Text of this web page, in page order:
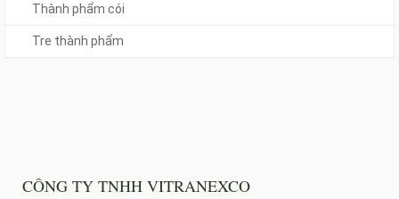
Thành phẩm cói
Tre thành phẩm
CÔNG TY TNHH VITRANEXCO